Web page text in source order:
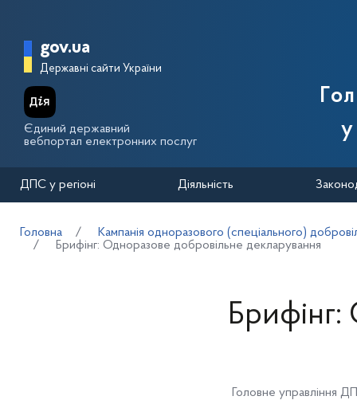
Головна сторінка Державної
gov.ua
Державні сайти України
Єдиний державний
вебпортал електронних послуг
ДПС у регіоні Діяльність
Головна
Кампанія одноразового (спеціального)
Брифінг: Одноразове добровільне декларування
Головне управління